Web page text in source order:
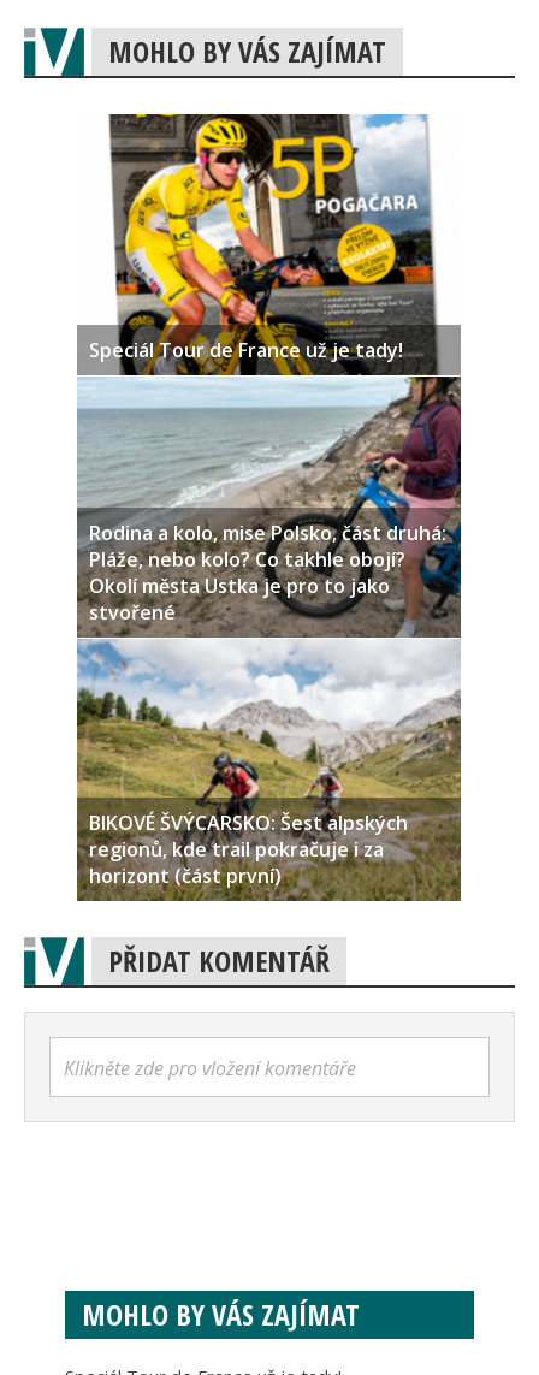
MOHLO BY VÁS ZAJÍMAT
Speciál Tour de France už je tady!
Rodina a kolo, mise Polsko, část druhá:
Pláže, nebo kolo? Co takhle obojí?
Okolí města Ustka je pro to jako
stvořené
BIKOVÉ ŠVÝCARSKO: Šest alpských
regionů, kde trail pokračuje i za
horizont (část první)
PŘIDAT KOMENTÁŘ
Klikněte zde pro vložení komentáře
MOHLO BY VÁS ZAJÍMAT